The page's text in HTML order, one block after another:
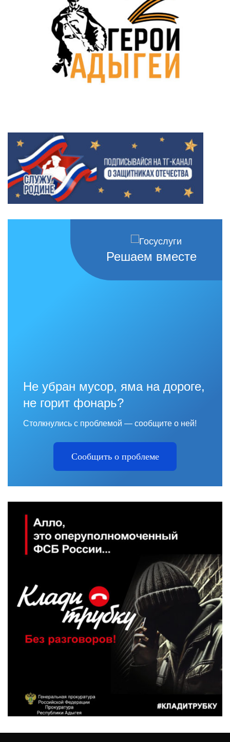
Решаем вместе
Не убран мусор, яма на дороге,
не горит фонарь?
Столкнулись с проблемой — сообщите о ней!
Сообщить о проблеме